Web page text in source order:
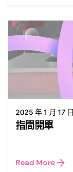
2025 年 1 月 17 日
指間開單
Read More